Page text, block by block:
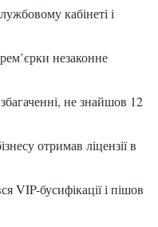
кабінеті і
незаконне
не знайшов 12
отримав ліцензії в
VIP-бусифікації і пішов